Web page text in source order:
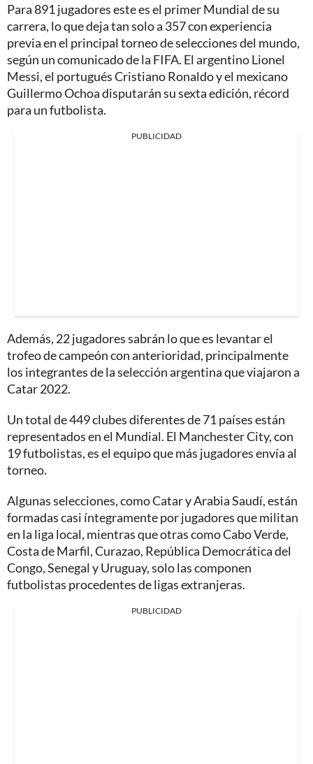
Para 891 jugadores este es el primer Mundial de su
carrera, lo que deja tan solo a 357 con experiencia
previa en el principal torneo de selecciones del mundo,
según un comunicado de la FIFA. El argentino Lionel
Messi, el portugués Cristiano Ronaldo y el mexicano
Guillermo Ochoa disputarán su sexta edición, récord
para un futbolista.
PUBLICIDAD
Además, 22 jugadores sabrán lo que es levantar el
trofeo de campeón con anterioridad, principalmente
los integrantes de la selección argentina que viajaron a
Catar 2022.
Un total de 449 clubes diferentes de 71 países están
representados en el Mundial. El Manchester City, con
19 futbolistas, es el equipo que más jugadores envía al
torneo.
Algunas selecciones, como Catar y Arabia Saudí, están
formadas casi íntegramente por jugadores que militan
en la liga local, mientras que otras como Cabo Verde,
Costa de Marfil, Curazao, República Democrática del
Congo, Senegal y Uruguay, solo las componen
futbolistas procedentes de ligas extranjeras.
PUBLICIDAD